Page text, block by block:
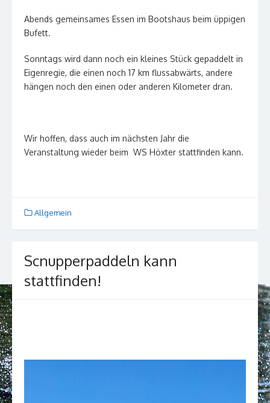
Abends gemeinsames Essen im Bootshaus beim üppigen
Bufett.
Sonntags wird dann noch ein kleines Stück gepaddelt in
Eigenregie, die einen noch 17 km flussabwärts, andere
hängen noch den einen oder anderen Kilometer dran.
Wir hoffen, dass auch im nächsten Jahr die
Veranstaltung wieder beim WS Höxter stattfinden kann.
Allgemein
Scnupperpaddeln kann
stattfinden!